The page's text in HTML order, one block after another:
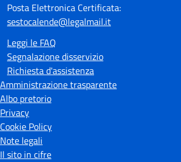
Posta Elettronica Certificata:
sestocalende@legalmail.it
Leggi le FAQ
Segnalazione disservizio
Richiesta d'assistenza
Amministrazione trasparente
Albo pretorio
Privacy
Cookie Policy
Note legali
Il sito in cifre